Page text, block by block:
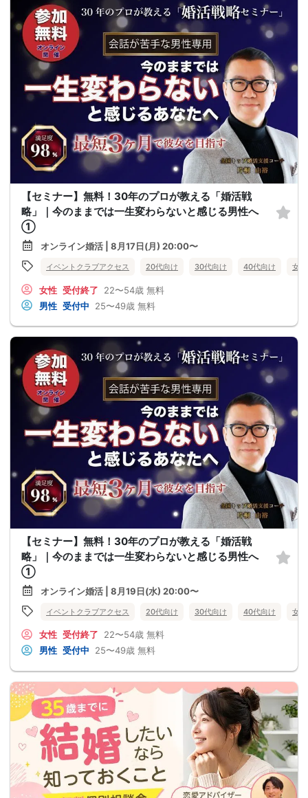
【セミナー】無料！30年のプロが教える「婚活戦
略」｜今のままでは一生変わらないと感じる男性へ
①
オンライン婚活 | 8月17日(月) 20:00〜
イベントクラブアクセス 20代向け 30代向け 40代向け 女
女性 受付終了 22〜54歳 無料
男性 受付中 25〜49歳 無料
【セミナー】無料！30年のプロが教える「婚活戦
略」｜今のままでは一生変わらないと感じる男性へ
①
オンライン婚活 | 8月19日(水) 20:00〜
イベントクラブアクセス 20代向け 30代向け 40代向け 女
女性 受付終了 22〜54歳 無料
男性 受付中 25〜49歳 無料